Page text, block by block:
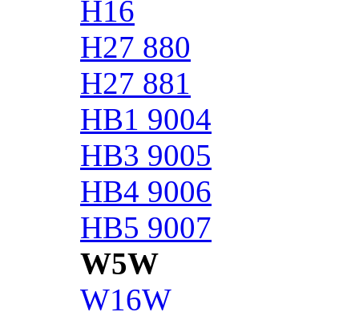
H16
H27 880
H27 881
HB1 9004
HB3 9005
HB4 9006
HB5 9007
W5W
W16W